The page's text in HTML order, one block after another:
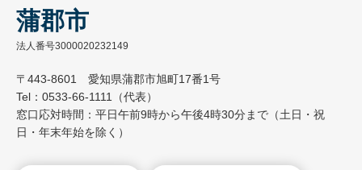
蒲郡市
法人番号3000020232149
〒443-8601 愛知県蒲郡市旭町17番1号
Tel：0533-66-1111（代表）
窓口応対時間：平日午前9時から午後4時30分まで（土日・祝
日・年末年始を除く）